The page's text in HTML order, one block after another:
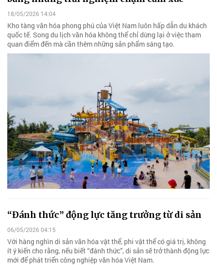
18/05/2026 14:04
Kho tàng văn hóa phong phú của Việt Nam luôn hấp dẫn du khách
quốc tế. Song du lịch văn hóa không thể chỉ dừng lại ở việc tham
quan điểm đến mà cần thêm những sản phẩm sáng tạo.
“Đánh thức” động lực tăng trưởng từ di sản
06/05/2026 04:15
Với hàng nghìn di sản văn hóa vật thể, phi vật thể có giá trị, không
ít ý kiến cho rằng, nếu biết “đánh thức”, di sản sẽ trở thành động lực
mới để phát triển công nghiệp văn hóa Việt Nam.